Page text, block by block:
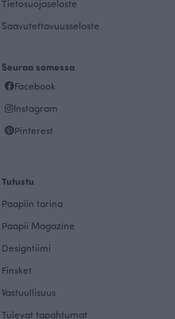
Tietosuojaseloste
Saavutettavuusseloste
Seuraa somessa
Facebook
Instagram
Pinterest
Tutustu
Paapiin tarina
Paapii Magazine
Designtiimi
Finsket
Vastuullisuus
Tulevat tapahtumat